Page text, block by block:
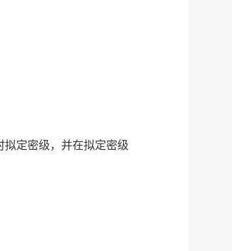
定密级，并在拟定密级